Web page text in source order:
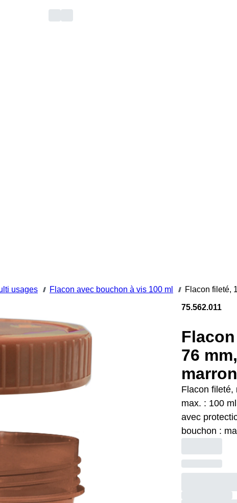
usages /// Flacon avec bouchon à vis 100 ml /// Flacon fileté,
75.562.011
76
marron
Flacon fileté,
max. : 100
avec
bouchon :